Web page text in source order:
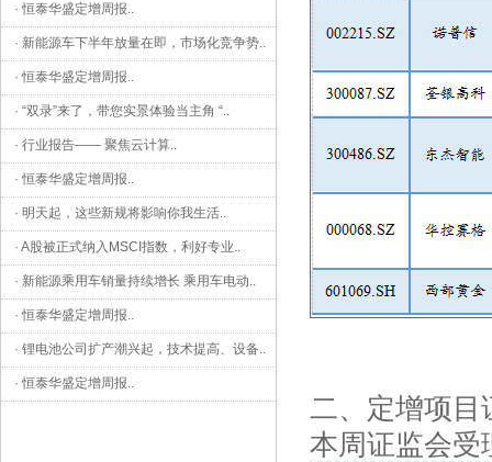
·恒泰华盛定增周报..
· 新能源车下半年放量在即，市场化竞争势..
·恒泰华盛定增周报..
· “双录”来了，带您实景体验当主角 “..
· 行业报告—— 聚焦云计算..
·恒泰华盛定增周报..
· 明天起，这些新规将影响你我生活..
· A股被正式纳入MSCI指数，利好专业..
· 新能源乘用车销量持续增长 乘用车电动..
·恒泰华盛定增周报..
· 锂电池公司扩产潮兴起，技术提高、设备..
·恒泰华盛定增周报..
二、定增项目
本周证监会受